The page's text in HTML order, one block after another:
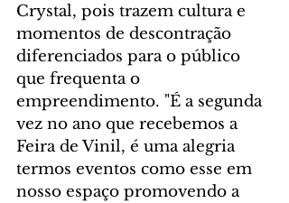
Crystal, pois trazem cultura e
momentos de descontração
diferenciados para o público
que frequenta o
empreendimento. "É a segunda
vez no ano que recebemos a
Feira de Vinil, é uma alegria
termos eventos como esse em
nosso espaço promovendo a